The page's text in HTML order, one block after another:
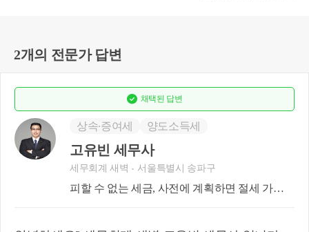
2개의 전문가 답변
채택된 답변
상속∙증여세 양도소득세
고유빈 세무사
세무회계 새벽 서울특별시 송파구
피할 수 없는 세금, 사전에 계획하면 절세 가능